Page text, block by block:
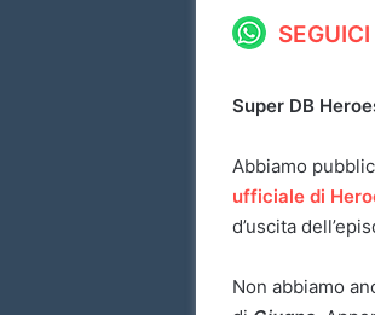
Super DB
Abbiamo
ufficiale di
d’uscita
Non abbiamo